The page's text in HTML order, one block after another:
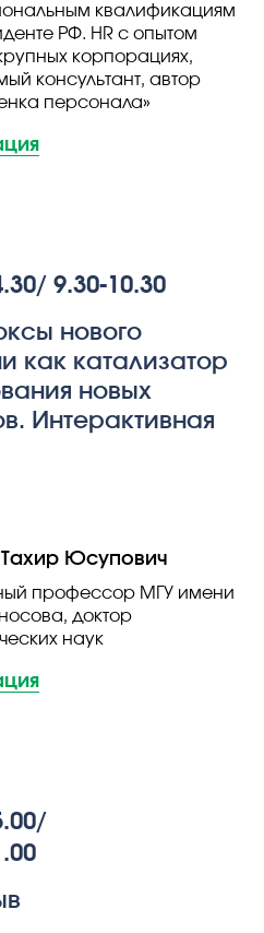
квалификациям
РФ. HR с опытом
корпорациях,
консультант, автор
персонала»
9.30-10.30
нового
как катализатор
новых
Интерактивная
Юсупович
профессор МГУ имени
доктор
наук